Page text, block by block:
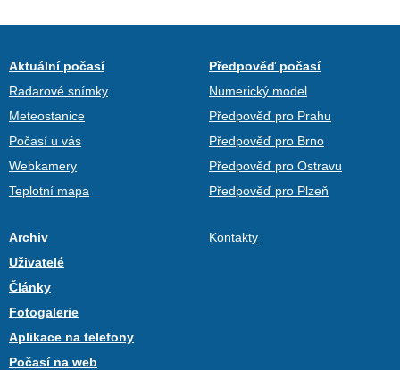
Aktuální počasí
Radarové snímky
Meteostanice
Počasí u vás
Webkamery
Teplotní mapa
Předpověď počasí
Numerický model
Předpověď pro Prahu
Předpověď pro Brno
Předpověď pro Ostravu
Předpověď pro Plzeň
Archiv
Uživatelé
Články
Fotogalerie
Aplikace na telefony
Počasí na web
Kontakty